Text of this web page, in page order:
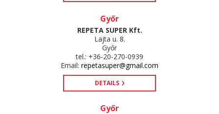
Győr
REPETA SUPER Kft.
Lajta u. 8.
Győr
tel.: +36-20-270-0939
Email: repetasuper@gmail.com
DETAILS
Győr